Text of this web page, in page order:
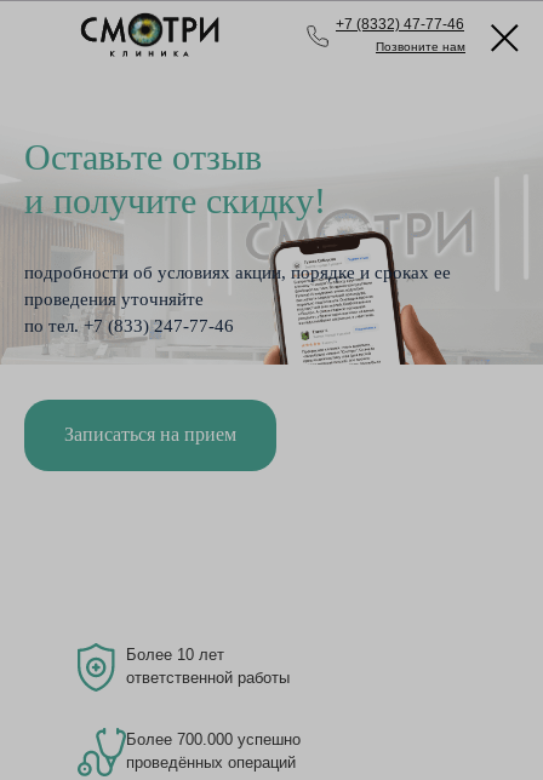
Позвоните нам
+7 (8332) 47-77-46
Оставьте отзыв
и получите скидку!
подробности об условиях акции, порядке и сроках ее
проведения уточняйте
по тел. +7 (833) 247-77-46
Записаться на прием
Более 700.000 успешно
проведённых операций
Более 10 лет
ответственной работы